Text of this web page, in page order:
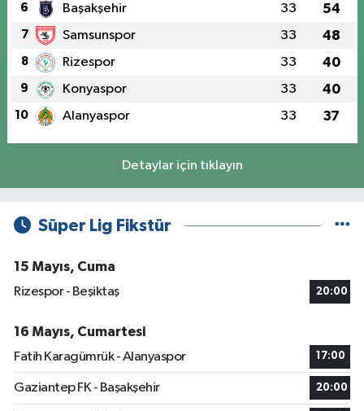
6 Başakşehir 33 54
7 Samsunspor 33 48
8 Rizespor 33 40
9 Konyaspor 33 40
10 Alanyaspor 33 37
Detaylar için tıklayın
Süper Lig Fikstür
15 Mayıs, Cuma
Rizespor - Beşiktaş
20:00
16 Mayıs, Cumartesi
Fatih Karagümrük - Alanyaspor
17:00
Gaziantep FK - Başakşehir 20:00